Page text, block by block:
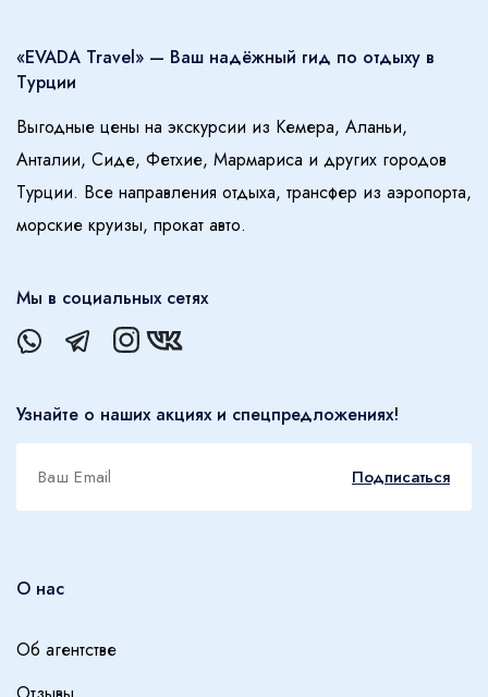
«EVADA Travel» — Ваш надёжный гид по отдыху в
Турции
Выгодные цены на экскурсии из Кемера, Аланьи,
Анталии, Сиде, Фетхие, Мармариса и других городов
Турции. Все направления отдыха, трансфер из аэропорта,
морские круизы, прокат авто.
Мы в социальных сетях
Узнайте о наших акциях и спецпредложениях!
Подписаться
О нас
Об агентстве
Забронировать